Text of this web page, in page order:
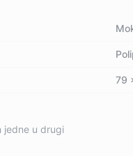
79
jedne u drugi